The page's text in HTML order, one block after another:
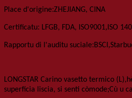
P lace d'origine:ZHEJIANG, CINA
Certificatu: LFGB, FDA, ISO9001, ISO
Rapportu di l'auditu suciale:BSCI ,
LONGSTAR Carino vasetto termico (L),
superficia liscia, si senti còmode;Cù u